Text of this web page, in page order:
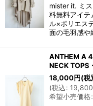
mister it. ミ
料無料アイテ
ル×ポリエス
面の毛羽感
ANTHEM A
NECK TOPS
18,000円(税
(税込: 19,800
希望小売価格: